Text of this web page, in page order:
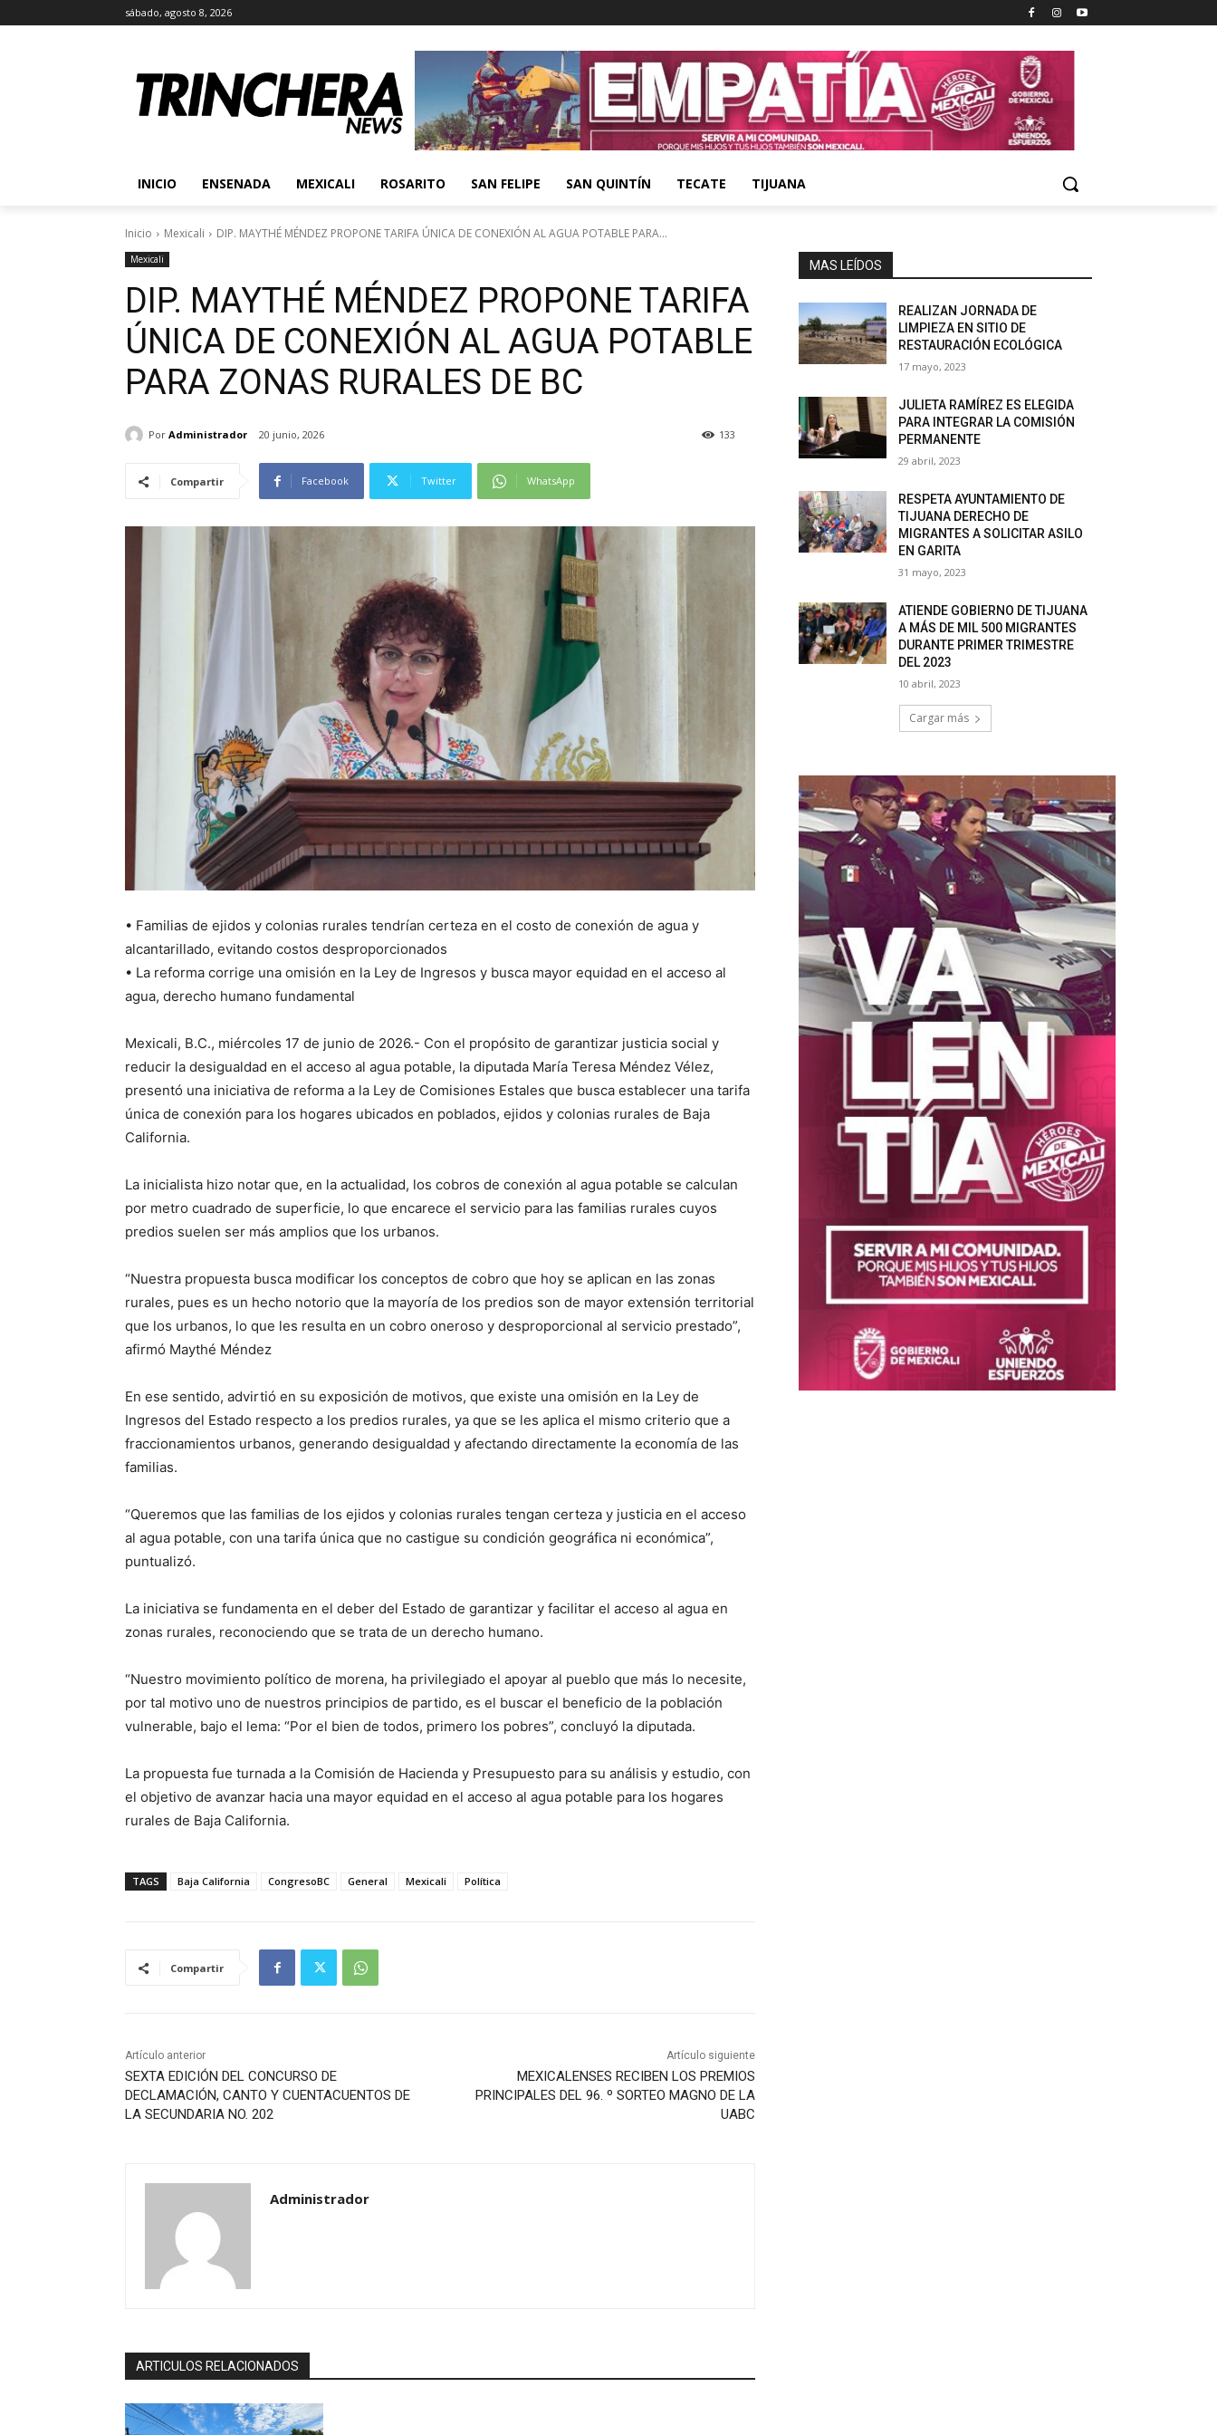
sábado, agosto 8, 2026
INICIO ENSENADA MEXICALI ROSARITO SAN FELIPE SAN QUINTÍN TECATE TIJUANA
Inicio Mexicali DIP. MAYTHÉ MÉNDEZ PROPONE TARIFA ÚNICA DE CONEXIÓN AL AGUA POTABLE PARA...
Mexicali
DIP. MAYTHÉ MÉNDEZ PROPONE TARIFA
ÚNICA DE CONEXIÓN AL AGUA POTABLE
PARA ZONAS RURALES DE BC
Por Administrador 20 junio, 2026 133
Compartir Facebook Twitter WhatsApp
• Familias de ejidos y colonias rurales tendrían certeza en el costo de conexión de agua y
alcantarillado, evitando costos desproporcionados
• La reforma corrige una omisión en la Ley de Ingresos y busca mayor equidad en el acceso al
agua, derecho humano fundamental
Mexicali, B.C., miércoles 17 de junio de 2026.- Con el propósito de garantizar justicia social y
reducir la desigualdad en el acceso al agua potable, la diputada María Teresa Méndez Vélez,
presentó una iniciativa de reforma a la Ley de Comisiones Estales que busca establecer una tarifa
única de conexión para los hogares ubicados en poblados, ejidos y colonias rurales de Baja
California.
La inicialista hizo notar que, en la actualidad, los cobros de conexión al agua potable se calculan
por metro cuadrado de superficie, lo que encarece el servicio para las familias rurales cuyos
predios suelen ser más amplios que los urbanos.
“Nuestra propuesta busca modificar los conceptos de cobro que hoy se aplican en las zonas
rurales, pues es un hecho notorio que la mayoría de los predios son de mayor extensión territorial
que los urbanos, lo que les resulta en un cobro oneroso y desproporcional al servicio prestado”,
afirmó Maythé Méndez
En ese sentido, advirtió en su exposición de motivos, que existe una omisión en la Ley de
Ingresos del Estado respecto a los predios rurales, ya que se les aplica el mismo criterio que a
fraccionamientos urbanos, generando desigualdad y afectando directamente la economía de las
familias.
“Queremos que las familias de los ejidos y colonias rurales tengan certeza y justicia en el acceso
al agua potable, con una tarifa única que no castigue su condición geográfica ni económica”,
puntualizó.
La iniciativa se fundamenta en el deber del Estado de garantizar y facilitar el acceso al agua en
zonas rurales, reconociendo que se trata de un derecho humano.
“Nuestro movimiento político de morena, ha privilegiado el apoyar al pueblo que más lo necesite,
por tal motivo uno de nuestros principios de partido, es el buscar el beneficio de la población
vulnerable, bajo el lema: “Por el bien de todos, primero los pobres”, concluyó la diputada.
La propuesta fue turnada a la Comisión de Hacienda y Presupuesto para su análisis y estudio, con
el objetivo de avanzar hacia una mayor equidad en el acceso al agua potable para los hogares
rurales de Baja California.
TAGS Baja California CongresoBC General Mexicali Política
Compartir
Artículo anterior
SEXTA EDICIÓN DEL CONCURSO DE
DECLAMACIÓN, CANTO Y CUENTACUENTOS DE
LA SECUNDARIA NO. 202
Artículo siguiente
MEXICALENSES RECIBEN LOS PREMIOS
PRINCIPALES DEL 96. º SORTEO MAGNO DE LA
UABC
Administrador
ARTICULOS RELACIONADOS
MAS LEÍDOS
REALIZAN JORNADA DE
LIMPIEZA EN SITIO DE
RESTAURACIÓN ECOLÓGICA
17 mayo, 2023
JULIETA RAMÍREZ ES ELEGIDA
PARA INTEGRAR LA COMISIÓN
PERMANENTE
29 abril, 2023
RESPETA AYUNTAMIENTO DE
TIJUANA DERECHO DE
MIGRANTES A SOLICITAR ASILO
EN GARITA
31 mayo, 2023
ATIENDE GOBIERNO DE TIJUANA
A MÁS DE MIL 500 MIGRANTES
DURANTE PRIMER TRIMESTRE
DEL 2023
10 abril, 2023
Cargar más